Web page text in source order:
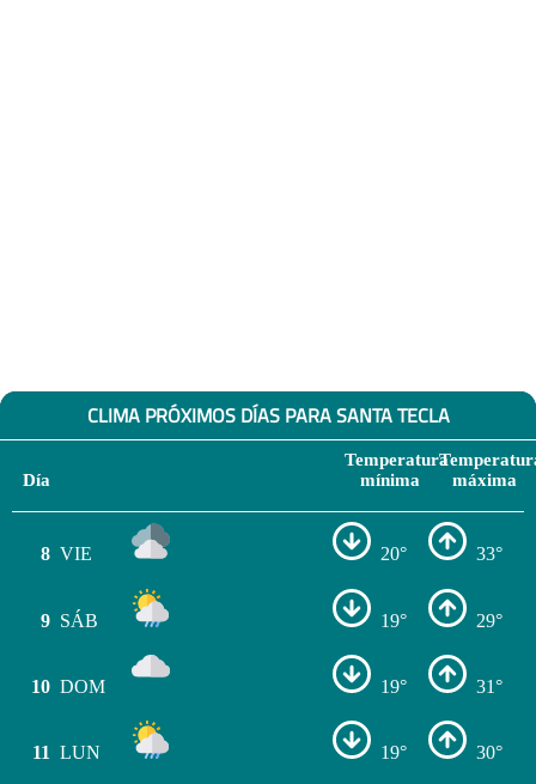
CLIMA PRÓXIMOS DÍAS PARA SANTA TECLA
Día
Temperatura
mínima
máxima
8 VIE 20° 33°
9 SÁB 19° 29°
10 DOM 19° 31°
11 LUN 19° 30°